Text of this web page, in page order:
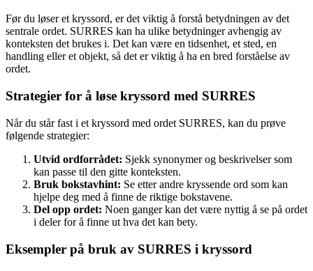
Før du løser et kryssord, er det viktig å forstå betydningen av det
sentrale ordet. SURRES kan ha ulike betydninger avhengig av
konteksten det brukes i. Det kan være en tidsenhet, et sted, en
handling eller et objekt, så det er viktig å ha en bred forståelse av
ordet.
Strategier for å løse kryssord med SURRES
Når du står fast i et kryssord med ordet SURRES, kan du prøve
følgende strategier:
Utvid ordforrådet: Sjekk synonymer og beskrivelser som
kan passe til den gitte konteksten.
Bruk bokstavhint: Se etter andre kryssende ord som kan
hjelpe deg med å finne de riktige bokstavene.
Del opp ordet: Noen ganger kan det være nyttig å se på ordet
i deler for å finne ut hva det kan bety.
Eksempler på bruk av SURRES i kryssord